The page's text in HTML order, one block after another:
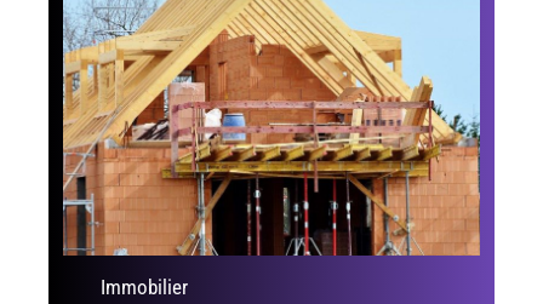
Immobilier